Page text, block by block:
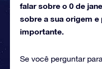
falar sobre o 0 de
sobre a sua origem e
importante.
Se você perguntar